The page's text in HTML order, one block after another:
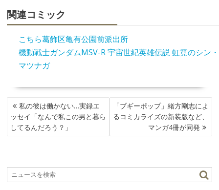
関連コミック
こちら葛飾区亀有公園前派出所
機動戦士ガンダムMSV-R 宇宙世紀英雄伝説 虹霓のシン・
マツナガ
投
稿
ナ
ビ
シ
ョ
私の彼は働かない…実録エ
ッセイ「なんで私この男と暮ら
してるんだろう？」
「ブギーポップ」緒方剛志によ
るコミカライズの新装版など、
マンガ4冊が同発